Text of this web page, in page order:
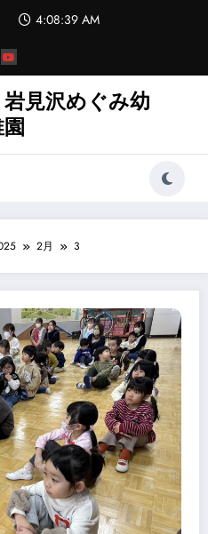
4:08:40 AM
見沢めぐみ幼
2月 3